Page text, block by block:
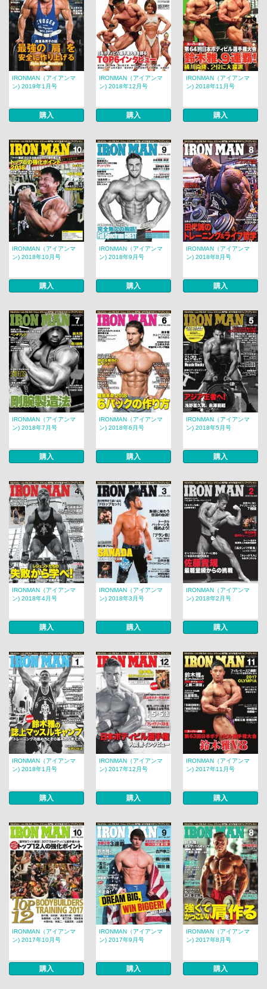
IRONMAN（アイアンマ
ン) 2019年1月号
購入
IRONMAN（アイアンマ
ン) 2018年12月号
購入
IRONMAN（アイアンマ
ン) 2018年11月号
購入
IRONMAN（アイアンマ
ン) 2018年10月号
購入
IRONMAN（アイアンマ
ン) 2018年9月号
購入
IRONMAN（アイアンマ
ン) 2018年8月号
購入
IRONMAN（アイアンマ
ン) 2018年7月号
購入
IRONMAN（アイアンマ
ン) 2018年6月号
購入
IRONMAN（アイアンマ
ン) 2018年5月号
購入
IRONMAN（アイアンマ
ン) 2018年4月号
購入
IRONMAN（アイアンマ
ン) 2018年3月号
購入
IRONMAN（アイアンマ
ン) 2018年2月号
購入
IRONMAN（アイアンマ
ン) 2018年1月号
購入
IRONMAN（アイアンマ
ン) 2017年12月号
購入
IRONMAN（アイアンマ
ン) 2017年11月号
購入
IRONMAN（アイアンマ
ン) 2017年10月号
購入
IRONMAN（アイアンマ
ン) 2017年9月号
購入
IRONMAN（アイアンマ
ン) 2017年8月号
購入